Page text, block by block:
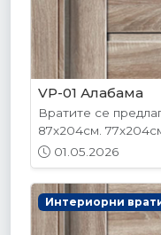
VP-01 Алабама
Вратите се
87х204см.
01.05.2026
Интериорни